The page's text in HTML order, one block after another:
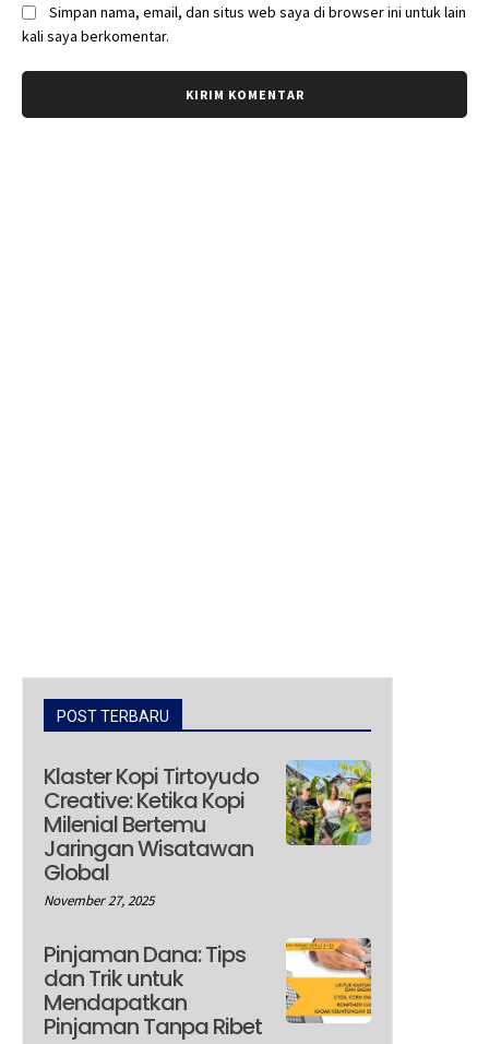
Simpan nama, email, dan situs web saya di browser ini untuk lain
kali saya berkomentar.
POST TERBARU
Klaster Kopi Tirtoyudo
Creative: Ketika Kopi
Milenial Bertemu
Jaringan Wisatawan
Global
November 27, 2025
Pinjaman Dana: Tips
dan Trik untuk
Mendapatkan
Pinjaman Tanpa Ribet